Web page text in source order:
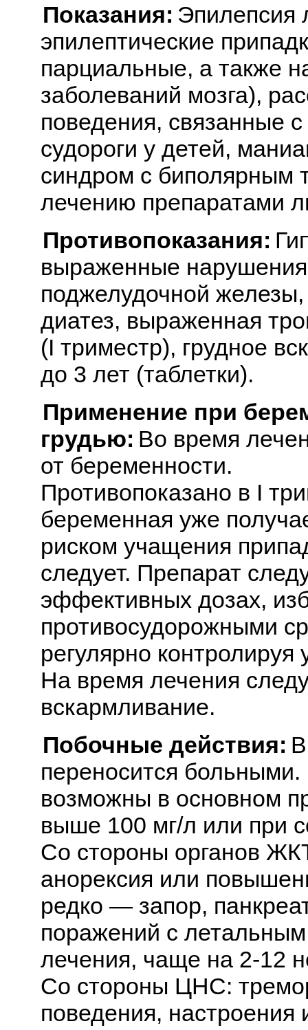
Показания: Эпилепсия
эпилептические
парциальные, а также
заболеваний мозга),
поведения, связанные
судороги у детей,
синдром с биполярным
лечению препаратами
Противопоказания:
выраженные
поджелудочной
диатез, выраженная
(I триместр), грудное
до 3 лет (таблетки).
Применение при
грудью: Во время
от беременности.
Противопоказано в I
беременная уже
риском учащения
следует. Препарат
эффективных дозах,
противосудорожными
регулярно
На время лечения
вскармливание.
Побочные действия:
переносится
возможны в основном
выше 100 мг/л или при
Со стороны органов
анорексия или
редко — запор,
поражений с
лечения, чаще на 2-12
Со стороны ЦНС:
поведения, настроения